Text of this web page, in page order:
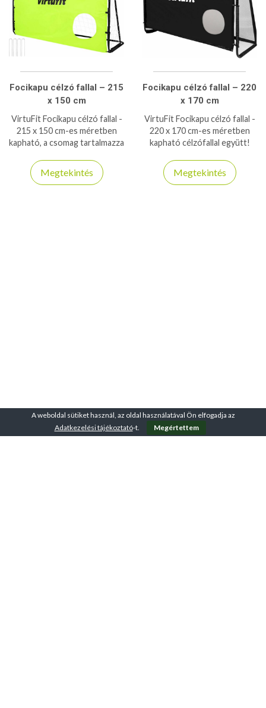
Focikapu célzó fallal – 215
x 150 cm
VirtuFit Focikapu célzó fallal -
215 x 150 cm-es méretben
kapható, a csomag tartalmazza
Megtekintés
Focikapu célzó fallal – 220
x 170 cm
VirtuFit Focikapu célzó fallal -
220 x 170 cm-es méretben
kapható célzófallal együtt!
Megtekintés
A weboldal sütiket használ, az oldal használatával Ön elfogadja az
Adatkezelési tájékoztató-t. Megértettem